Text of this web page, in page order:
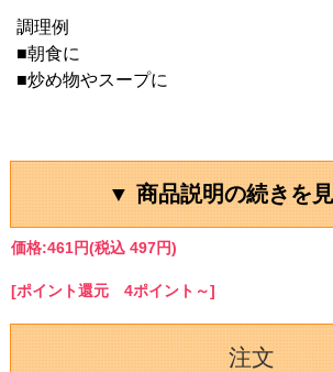
調理例
■朝食に
■炒め物やスープに
▼ 商品説明の続きを
価格:461円(税込 497円)
[ポイント還元 4ポイント～]
注文